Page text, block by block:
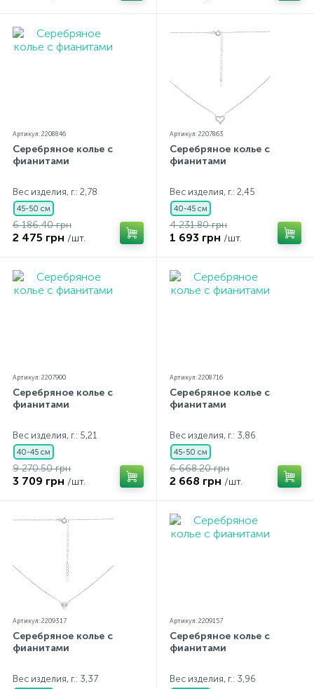
Артикул: 2208846
Серебряное колье с
фианитами
Вес изделия, г.: 2,78
45-50 см
6 186.40 грн
2 475 грн /шт.
Артикул: 2207863
Серебряное колье с
фианитами
Вес изделия, г.: 2,45
40-45 см
4 231.80 грн
1 693 грн /шт.
Артикул: 2207900
Серебряное колье с
фианитами
Вес изделия, г.: 5,21
40-45 см
9 270.50 грн
3 709 грн /шт.
Артикул: 2208716
Серебряное колье с
фианитами
Вес изделия, г.: 3,86
45-50 см
6 668.20 грн
2 668 грн /шт.
Артикул: 2209317
Серебряное колье с
фианитами
Вес изделия, г.: 3,37
Артикул: 2209157
Серебряное колье с
фианитами
Вес изделия, г.: 3,96